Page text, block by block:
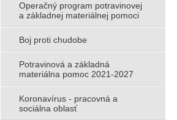
Operačný program potravinovej
a základnej materiálnej pomoci
Boj proti chudobe
Potravinová a základná
materiálna pomoc 2021-2027
Koronavírus - pracovná a
sociálna oblasť